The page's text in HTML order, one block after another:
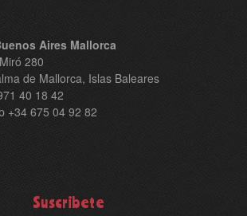
Aires Mallorca
280
de Mallorca, Islas Baleares
40 18 42
+34 675 04 92 82
Suscribete